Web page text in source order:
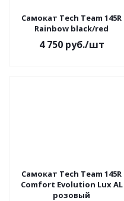
Самокат Tech Team 145R
Rainbow black/red
4 750руб./шт
Самокат Tech Team 145R
Comfort Evolution Lux AL
розовый